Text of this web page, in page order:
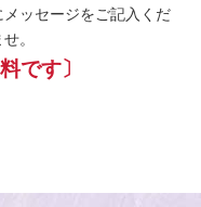
メッセージをご記入くだ
。
です〕